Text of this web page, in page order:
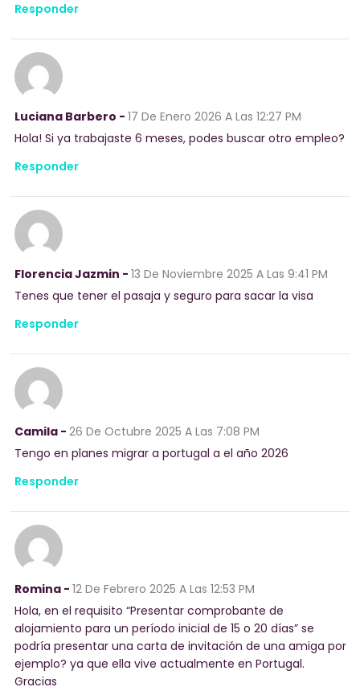
Responder
Luciana Barbero - 17 De Enero 2026 A Las 12:27 PM
Hola! Si ya trabajaste 6 meses, podes buscar otro empleo?
Responder
Florencia Jazmin - 13 De Noviembre 2025 A Las 9:41 PM
Tenes que tener el pasaja y seguro para sacar la visa
Responder
Camila - 26 De Octubre 2025 A Las 7:08 PM
Tengo en planes migrar a portugal a el año 2026
Responder
Romina - 12 De Febrero 2025 A Las 12:53 PM
Hola, en el requisito “Presentar comprobante de
alojamiento para un período inicial de 15 o 20 días” se
podría presentar una carta de invitación de una amiga por
ejemplo? ya que ella vive actualmente en Portugal.
Gracias